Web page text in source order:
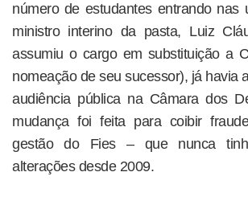
número de estudantes entrando nas
ministro interino da pasta, Luiz
assumiu o cargo em substituição a
nomeação de seu sucessor), já havia
audiência pública na Câmara dos
mudança foi feita para coibir
gestão do Fies – que nunca
alterações desde 2009.